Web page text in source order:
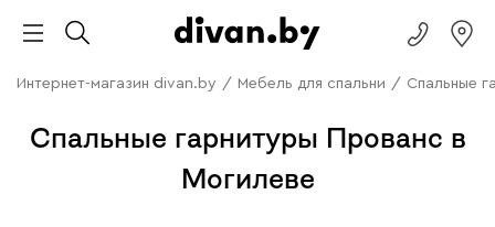
Интернет-магазин divan.by / Мебель для спальни / Спальные
Спальные гарнитуры Прованс в
Могилеве